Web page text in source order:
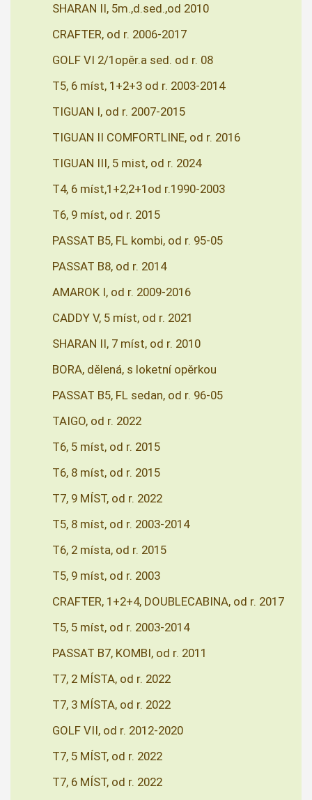
SHARAN II, 5m.,d.sed.,od 2010
CRAFTER, od r. 2006-2017
GOLF VI 2/1opěr.a sed. od r. 08
T5, 6 míst, 1+2+3 od r. 2003-2014
TIGUAN I, od r. 2007-2015
TIGUAN II COMFORTLINE, od r. 2016
TIGUAN III, 5 mist, od r. 2024
T4, 6 míst,1+2,2+1od r.1990-2003
T6, 9 míst, od r. 2015
PASSAT B5, FL kombi, od r. 95-05
PASSAT B8, od r. 2014
AMAROK I, od r. 2009-2016
CADDY V, 5 míst, od r. 2021
SHARAN II, 7 míst, od r. 2010
BORA, dělená, s loketní opěrkou
PASSAT B5, FL sedan, od r. 96-05
TAIGO, od r. 2022
T6, 5 míst, od r. 2015
T6, 8 míst, od r. 2015
T7, 9 MÍST, od r. 2022
T5, 8 míst, od r. 2003-2014
T6, 2 místa, od r. 2015
T5, 9 míst, od r. 2003
CRAFTER, 1+2+4, DOUBLECABINA, od r. 2017
T5, 5 míst, od r. 2003-2014
PASSAT B7, KOMBI, od r. 2011
T7, 2 MÍSTA, od r. 2022
T7, 3 MÍSTA, od r. 2022
GOLF VII, od r. 2012-2020
T7, 5 MÍST, od r. 2022
T7, 6 MÍST, od r. 2022